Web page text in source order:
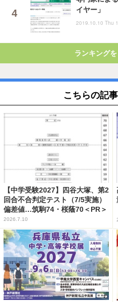
イヤー」
2019.10.10 Thu
ランキング
こちらの記
【中学受験2027】四谷大塚、第2
回合不合判定テスト（7/5実施）
偏差値…筑駒74・桜蔭70＜PR＞
2026.7.10